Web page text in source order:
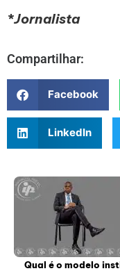
*Jornalista
Compartilhar:
Facebook
LinkedIn
Qual é o modelo